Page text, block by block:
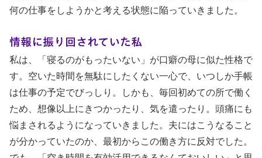
何の仕事をしようかと考える状態に陥っていきました。
情報に振り回されていた私
私は、「寝るのがもったいない」が口癖の母に似た性格で
す。空いた時間を無駄にしたくない一心で、いつしか手帳
は仕事の予定でびっしり。しかも、毎回初めての所で働く
ため、想像以上にきつかったり、気を遣ったり。頭痛にも
悩まされるようになっていきました。夫にはこうなること
が分かっていたのか、最初からこの働き方に反対でした。